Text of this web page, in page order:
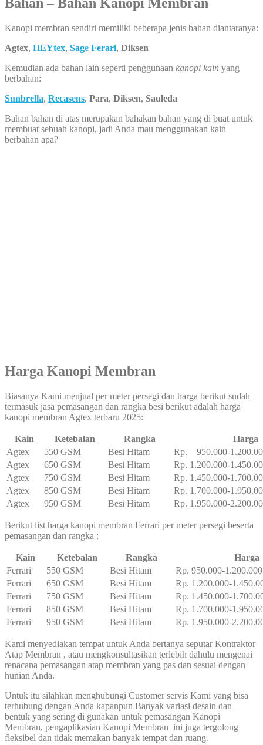
Kanopi membran sendiri memiliki beberapa jenis bahan diantaranya:
Agtex, HEYtex, Sage Ferari, Diksen
Kemudian ada bahan lain seperti penggunaan kanopi kain yang
berbahan:
Sunbrella, Recasens, Para, Diksen, Sauleda
Bahan bahan di atas merupakan bahakan bahan yang di buat untuk
membuat sebuah kanopi, jadi Anda mau menggunakan kain
berbahan apa?
Harga Kanopi Membran
Biasanya Kami menjual per meter persegi dan harga berikut sudah
termasuk jasa pemasangan dan rangka besi berikut adalah harga
kanopi membran Agtex terbaru 2025:
Kain Ketebalan Rangka
Harga
Agtex
550 GSM Besi Hitam
Rp. 950.000-
Agtex
650 GSM Besi Hitam
Rp. 1.200.000-
Agtex
750 GSM Besi Hitam
Rp. 1.450.000-
Agtex
850 GSM Besi Hitam
Rp. 1.700.000-
Agtex
950 GSM Besi Hitam Rp. 1.950.000-
Berikut list harga kanopi membran Ferrari per meter persegi beserta
pemasangan dan rangka :
Kain Ketebalan Rangka
Harga
Ferrari
550 GSM Besi Hitam
Rp. 950.000-1.200.000
Ferrari
650 GSM Besi Hitam
Rp. 1.200.000-
Ferrari
750 GSM Besi Hitam
Rp. 1.450.000-
Ferrari
850 GSM Besi Hitam
Rp. 1.700.000-
Ferrari
950 GSM Besi Hitam Rp. 1.950.000-
Kami menyediakan tempat untuk Anda bertanya seputar Kontraktor
Atap Membran , atau mengkonsultasikan terlebih dahulu mengenai
renacana pemasangan atap membran yang pas dan sesuai dengan
hunian Anda.
Untuk itu silahkan menghubungi Customer servis Kami yang bisa
terhubung dengan Anda kapanpun Banyak variasi desain dan
bentuk yang sering di gunakan untuk pemasangan Kanopi
Membran, pengaplikasian Kanopi Membran ini juga tergolong
fleksibel dan tidak memakan banyak tempat dan ruang.